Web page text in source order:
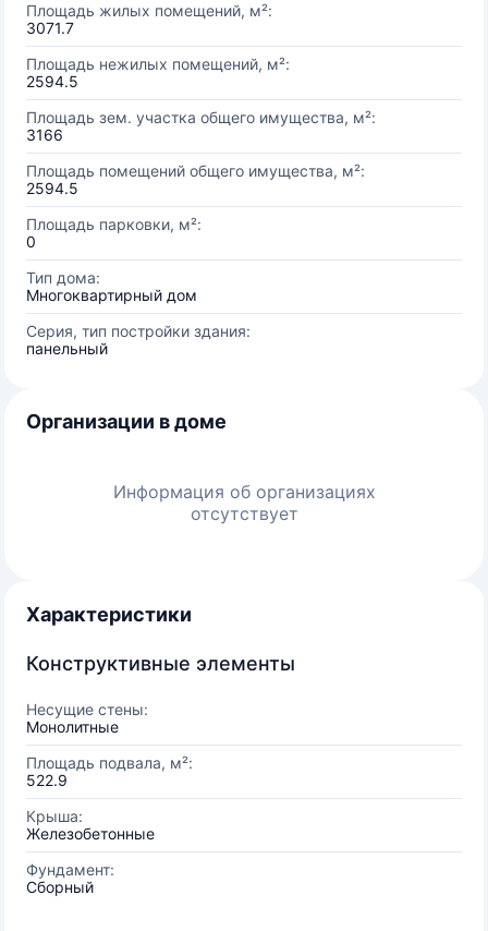
Площадь жилых помещений, м²:
3071.7
Площадь нежилых помещений, м²:
2594.5
Площадь зем. участка общего имущества, м²:
3166
Площадь помещений общего имущества, м²:
2594.5
Площадь парковки, м²:
0
Тип дома:
Многоквартирный дом
Серия, тип постройки здания:
панельный
Организации в доме
Информация об организациях
отсутствует
Характеристики
Конструктивные элементы
Несущие стены:
Монолитные
Площадь подвала, м²:
522.9
Крыша:
Железобетонные
Фундамент:
Сборный